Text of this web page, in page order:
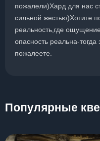
пожалели)Хард для нас
сильной жестью)Хотите
реальность,где
опасность реальна-
пожалеете.
Популярные